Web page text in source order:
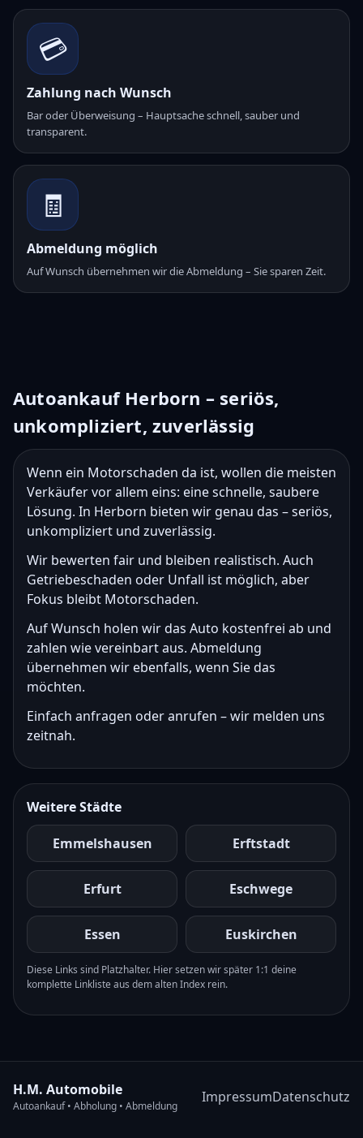
💳
Zahlung nach Wunsch
Bar oder Überweisung – Hauptsache schnell, sauber und
transparent.
🧾
Abmeldung möglich
Auf Wunsch übernehmen wir die Abmeldung – Sie sparen Zeit.
Autoankauf Herborn – seriös,
unkompliziert, zuverlässig
Wenn ein Motorschaden da ist, wollen die meisten
Verkäufer vor allem eins: eine schnelle, saubere
Lösung. In Herborn bieten wir genau das – seriös,
unkompliziert und zuverlässig.
Wir bewerten fair und bleiben realistisch. Auch
Getriebeschaden oder Unfall ist möglich, aber
Fokus bleibt Motorschaden.
Auf Wunsch holen wir das Auto kostenfrei ab und
zahlen wie vereinbart aus. Abmeldung
übernehmen wir ebenfalls, wenn Sie das
möchten.
Einfach anfragen oder anrufen – wir melden uns
zeitnah.
Weitere Städte
Emmelshausen Erftstadt
Erfurt Eschwege
Essen Euskirchen
Diese Links sind Platzhalter. Hier setzen wir später 1:1 deine
komplette Linkliste aus dem alten Index rein.
H.M. Automobile
Autoankauf • Abholung • Abmeldung
ImpressumDatenschutz